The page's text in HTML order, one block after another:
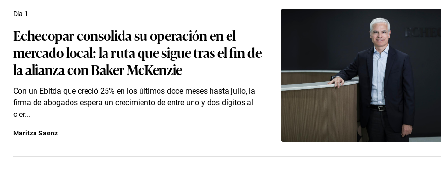
Echecopar consolida su operación en el
mercado local: la ruta que sigue tras el fin de
la alianza con Baker McKenzie
Con un Ebitda que creció 25% en los últimos doce meses hasta julio, la
firma de abogados espera un crecimiento de entre uno y dos dígitos al
cier...
Día 1
Maritza Saenz